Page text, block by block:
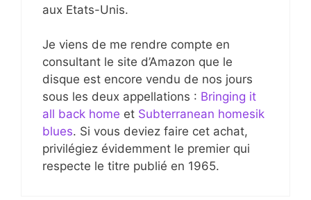
aux Etats-Unis.
Je viens de me rendre compte en
consultant le site d’Amazon que le
disque est encore vendu de nos jours
sous les deux appellations : Bringing it
all back home et Subterranean homesik
blues. Si vous deviez faire cet achat,
privilégiez évidemment le premier qui
respecte le titre publié en 1965.